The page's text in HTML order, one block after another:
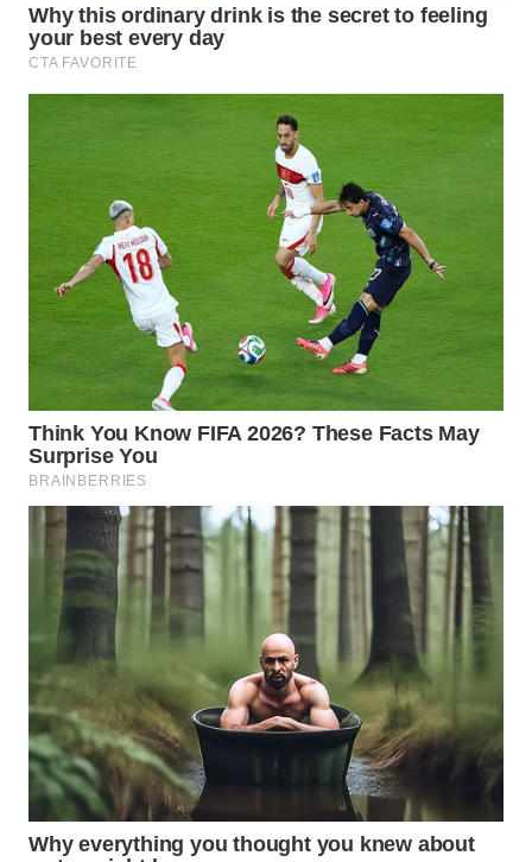
WN
BINTAN
WN
MANDALIKA
WN
LIKUPANG
LABUANBAJO
WN
BORNEO
Wahana
WAHANA
NEWS
WAHANA
TANI
WAHANA